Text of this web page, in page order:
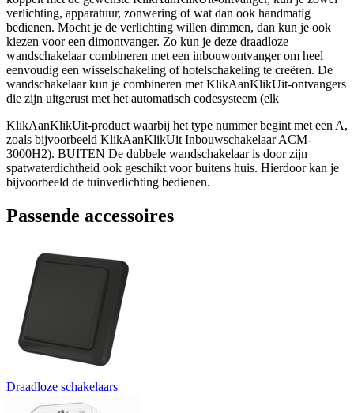
verlichting, apparatuur, zonwering of wat dan ook handmatig
bedienen. Mocht je de verlichting willen dimmen, dan kun je ook
kiezen voor een dimontvanger. Zo kun je deze draadloze
wandschakelaar combineren met een inbouwontvanger om heel
eenvoudig een wisselschakeling of hotelschakeling te creëren. De
wandschakelaar kun je combineren met KlikAanKlikUit-ontvangers
die zijn uitgerust met het automatisch codesysteem (elk
KlikAanKlikUit-product waarbij het type nummer begint met een A,
zoals bijvoorbeeld KlikAanKlikUit Inbouwschakelaar ACM-
3000H2). BUITEN De dubbele wandschakelaar is door zijn
spatwaterdichtheid ook geschikt voor buitens huis. Hierdoor kan je
bijvoorbeeld de tuinverlichting bedienen.
Passende accessoires
Draadloze schakelaars